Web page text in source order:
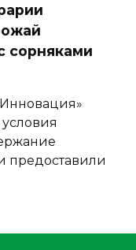
сорняками
предоставили